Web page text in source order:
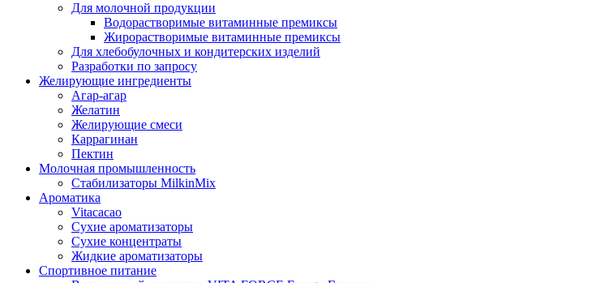
Для молочной продукции
Водорастворимые витаминные премиксы
Жирорастворимые витаминные премиксы
Для хлебобулочных и кондитерских изделий
Разработки по запросу
Желирующие ингредиенты
Агар-агар
Желатин
Желирующие смеси
Каррагинан
Пектин
Молочная промышленность
Стабилизаторы MilkinMix
Ароматика
Vitacacao
Сухие ароматизаторы
Сухие концентраты
Жидкие ароматизаторы
Спортивное питание